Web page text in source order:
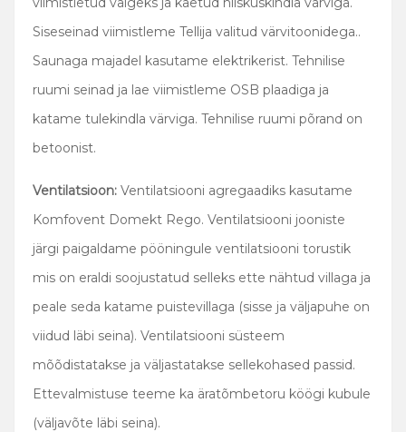
Siseseinad viimistleme Tellija valitud värvitoonidega..
Saunaga majadel kasutame elektrikerist. Tehnilise
ruumi seinad ja lae viimistleme OSB plaadiga ja
katame tulekindla värviga. Tehnilise ruumi põrand on
betoonist.
Ventilatsioon: Ventilatsiooni agregaadiks kasutame
Komfovent Domekt Rego. Ventilatsiooni jooniste
järgi paigaldame pööningule ventilatsiooni torustik
mis on eraldi soojustatud selleks ette nähtud villaga ja
peale seda katame puistevillaga (sisse ja väljapuhe on
viidud läbi seina). Ventilatsiooni süsteem
mõõdistatakse ja väljastatakse sellekohased passid.
Ettevalmistuse teeme ka äratõmbetoru köögi kubule
(väljavõte läbi seina).